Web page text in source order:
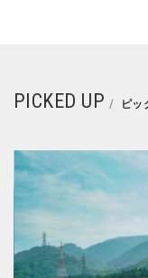
PICKED UP ピッ